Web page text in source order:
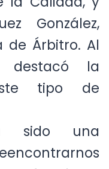
la Calidad, y
González,
de Árbitro. Al
destacó la
tipo de
sido una